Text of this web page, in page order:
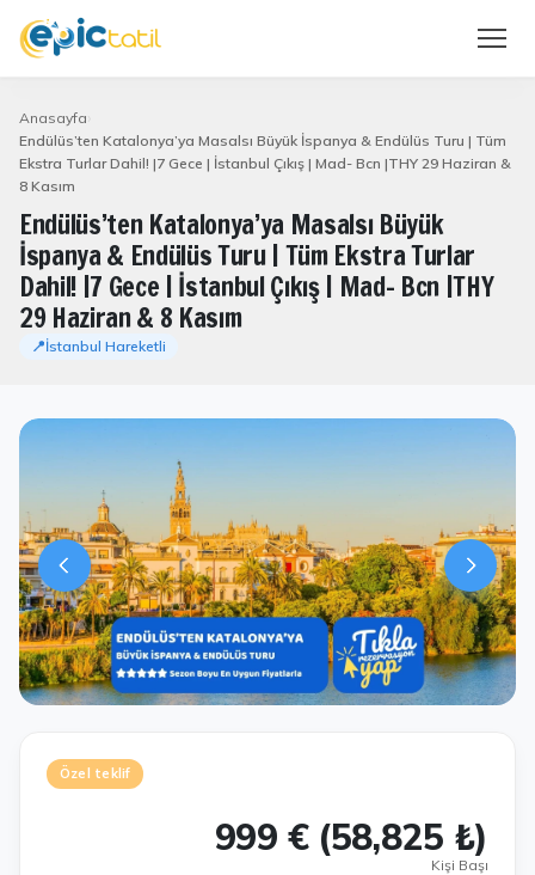
Anasayfa
Endülüs’ten Katalonya’ya Masalsı Büyük İspanya & Endülüs Turu | Tüm
Ekstra Turlar Dahil! |7 Gece | İstanbul Çıkış | Mad- Bcn |THY 29 Haziran &
8 Kasım
Endülüs’ten Katalonya’ya Masalsı Büyük
İspanya & Endülüs Turu | Tüm Ekstra Turlar
Dahil! |7 Gece | İstanbul Çıkış | Mad- Bcn |THY
29 Haziran & 8 Kasım
📍İstanbul Hareketli
Özel teklif
999 € (58,825 ₺)
Kişi Başı